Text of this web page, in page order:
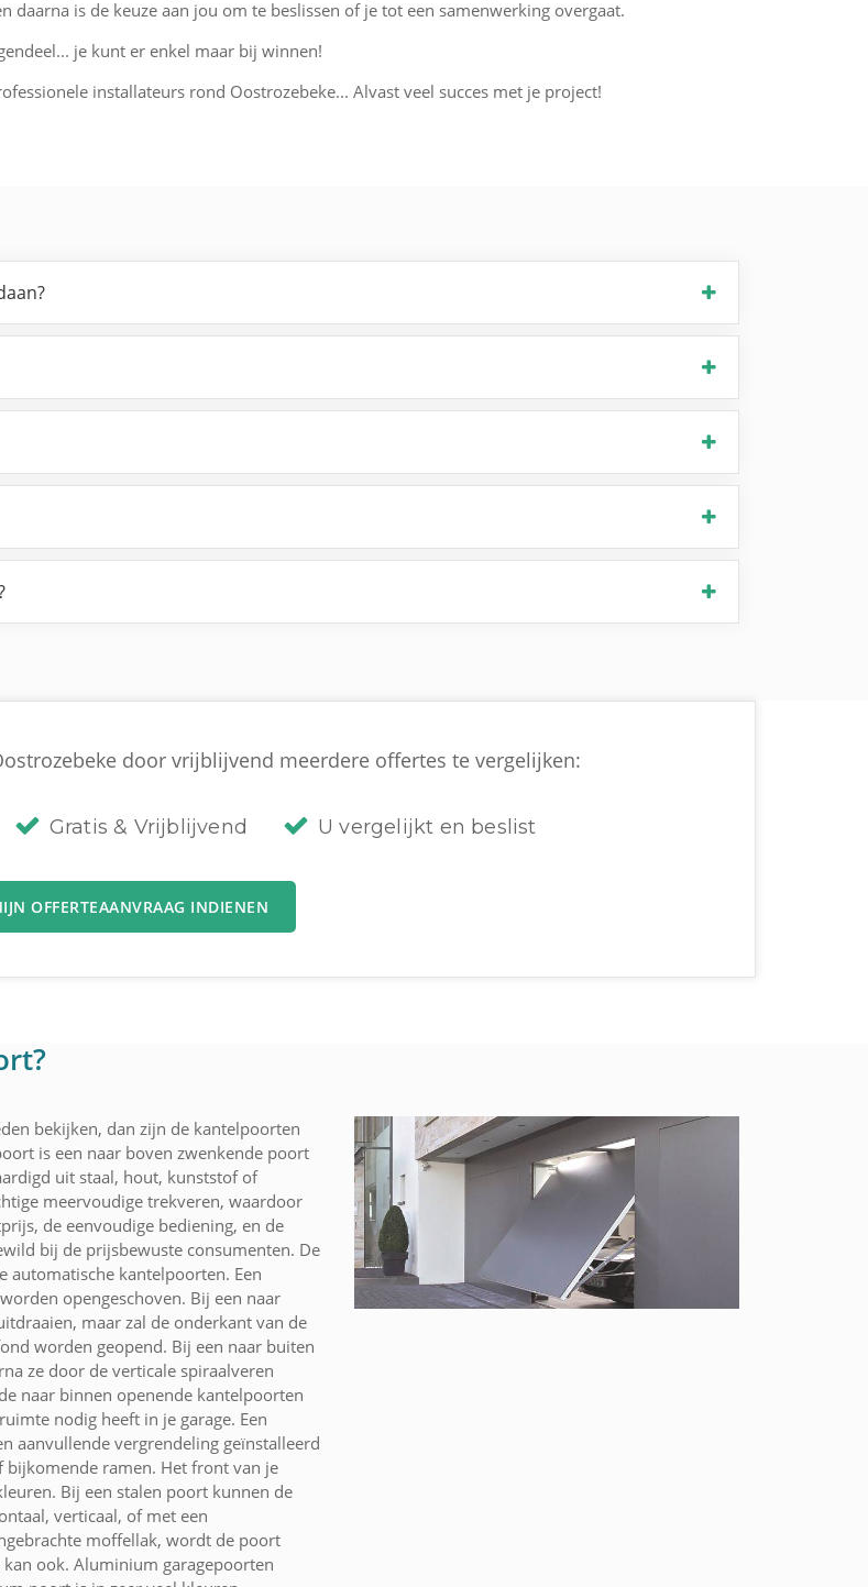
is de keuze aan jou om te beslissen of je tot een samenwerking overgaat.
je kunt er enkel maar bij winnen!
installateurs rond Oostrozebeke... Alvast veel succes met je project!
door vrijblijvend meerdere offertes te vergelijken:
Gratis & Vrijblijvend U vergelijkt en beslist
OFFERTEAANVRAAG INDIENEN
bekijken, dan zijn de kantelpoorten
is een naar boven zwenkende poort
uit staal, hout, kunststof of
meervoudige trekveren, waardoor
de eenvoudige bediening, en de
bij de prijsbewuste consumenten. De
automatische kantelpoorten. Een
opengeschoven. Bij een naar
maar zal de onderkant van de
worden geopend. Bij een naar buiten
ze door de verticale spiraalveren
naar binnen openende kantelpoorten
nodig heeft in je garage. Een
aanvullende vergrendeling geïnstalleerd
ramen. Het front van je
Bij een stalen poort kunnen de
verticaal, of met een
moffellak, wordt de poort
ook. Aluminium garagepoorten